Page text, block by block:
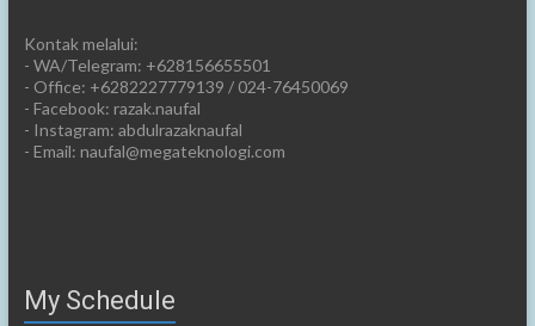
Kontak melalui:
- WA/Telegram: +628156655501
- Office: +6282227779139 / 024-76450069
- Facebook: razak.naufal
- Instagram: abdulrazaknaufal
- Email: naufal@megateknologi.com
My Schedule